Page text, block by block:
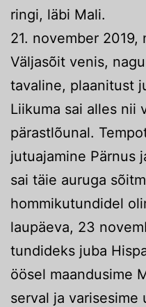
ringi, läbi Mali.
21. november 2019,
Väljasõit venis,
tavaline, plaanitust
Liikuma sai alles nii
pärastlõunal.
jutuajamine Pärnus
sai täie auruga
hommikutundidel
laupäeva, 23
tundideks juba
öösel maandusime
serval ja varisesime